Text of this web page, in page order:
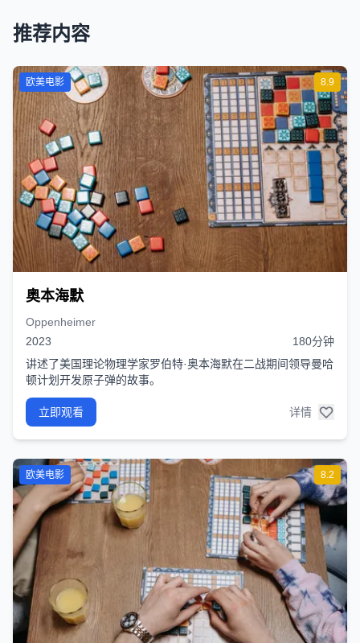
推荐内容
8.9
欧美电影
奥本海默
Oppenheimer
2023
180分钟
讲述了美国理论物理学家罗伯特·奥本海默在二战期间领导曼哈
顿计划开发原子弹的故事。
立即观看 详情
8.2
欧美电影